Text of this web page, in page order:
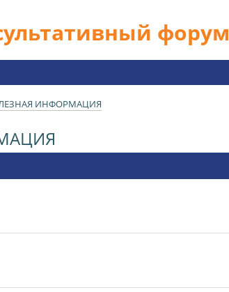
форум
ИНФОРМАЦИЯ